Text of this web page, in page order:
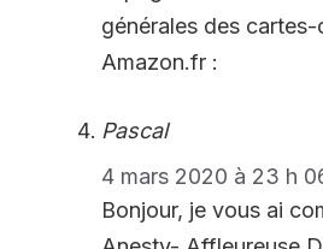
générales des cartes-
Amazon.fr :
Pascal
4 mars 2020 à 23 h
Bonjour, je vous ai